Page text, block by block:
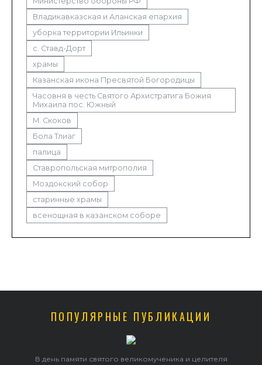
Владикавказская и Аланская епархия
уборка территории Ильинки
с. Ставд-Дорт
храмы
Казанская икона Пресвятой Богородицы
Часовня в честь Святого Архистратига Божия
Михаила пос. Южный
М. Скоков
Бола Тлиаг
палица
Ставропольская митрополия
Моздокский собор
старинные храмы
всенощная в казанском соборе
ПОПУЛЯРНЫЕ ПУБЛИКАЦИИ
В день памяти святого великомученика и целителя